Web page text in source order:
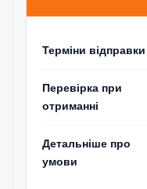
Терміни відправки
Перевірка при
отриманні
Детальніше про
умови